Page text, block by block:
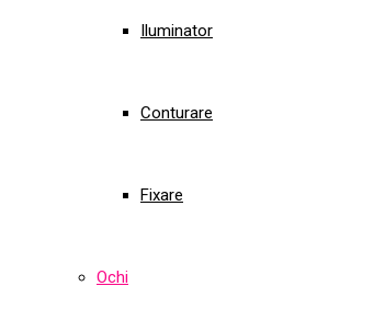
Iluminator
Conturare
Fixare
Ochi